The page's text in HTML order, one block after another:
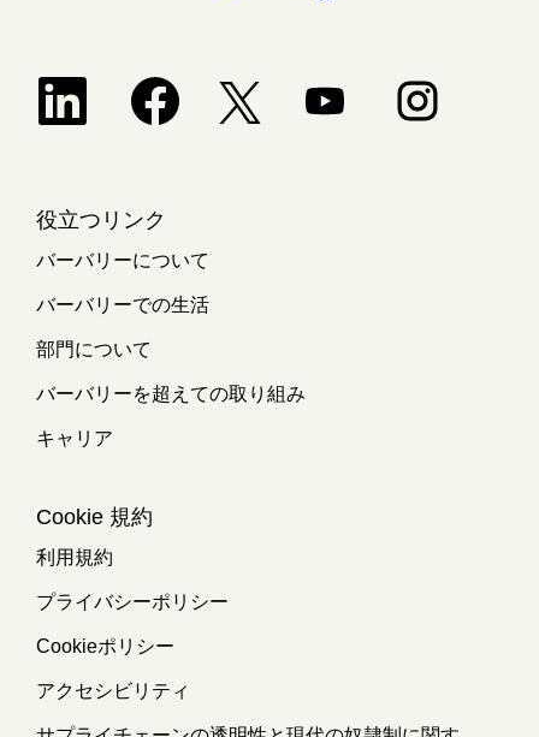
新しいタブで開きます。新しいタブで開きます。
新しいタブで開きます。
新しいタブで開きます。
新しいタブで開
役立つリンク
バーバリーについて
バーバリーでの生活
部門について
バーバリーを超えての取り組み
キャリア
Cookie 規約
利用規約
プライバシーポリシー
Cookieポリシー
アクセシビリティ